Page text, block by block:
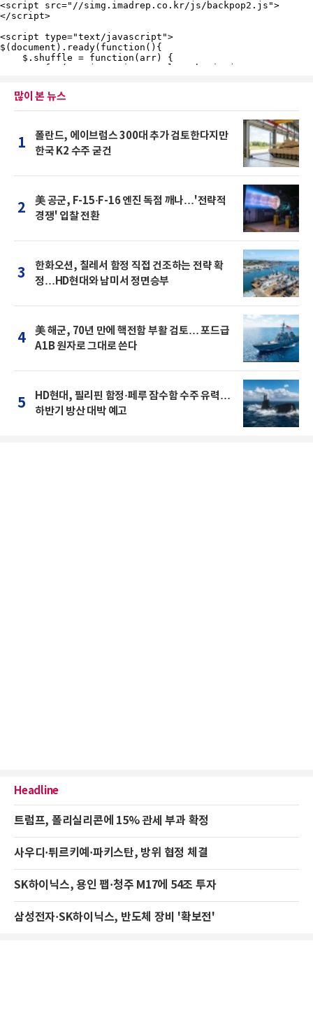
많이 본 뉴스
1
폴란드, 에이브럼스 300대 추가 검토한다지만
한국 K2 수주 굳건
2
美 공군, F-15·F-16 엔진 독점 깨나…'전략적
경쟁' 입찰 전환
3
한화오션, 칠레서 함정 직접 건조하는 전략 확
정…HD현대와 남미서 정면승부
4
美 해군, 70년 만에 핵전함 부활 검토… 포드급
A1B 원자로 그대로 쓴다
5
HD현대, 필리핀 함정·페루 잠수함 수주 유력…
하반기 방산 대박 예고
Headline
트럼프, 폴리실리콘에 15% 관세 부과 확정
사우디·튀르키예·파키스탄, 방위 협정 체결
SK하이닉스, 용인 팹·청주 M17에 54조 투자
삼성전자·SK하이닉스, 반도체 장비 '확보전'